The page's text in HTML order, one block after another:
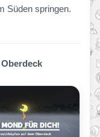
Süden springen.